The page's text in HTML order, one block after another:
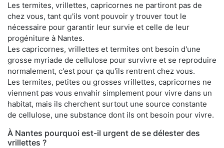
Les termites, vrillettes, capricornes ne partiront pas de
chez vous, tant qu'ils vont pouvoir y trouver tout le
nécessaire pour garantir leur survie et celle de leur
progéniture à Nantes.
Les capricornes, vrillettes et termites ont besoin d'une
grosse myriade de cellulose pour survivre et se reproduire
normalement, c'est pour ça qu'ils rentrent chez vous.
Les termites, petites ou grosses vrillettes, capricornes ne
viennent pas vous envahir simplement pour vivre dans un
habitat, mais ils cherchent surtout une source constante
de cellulose, une substance dont ils ont besoin pour vivre.
À Nantes pourquoi est-il urgent de se délester des
vrillettes ?